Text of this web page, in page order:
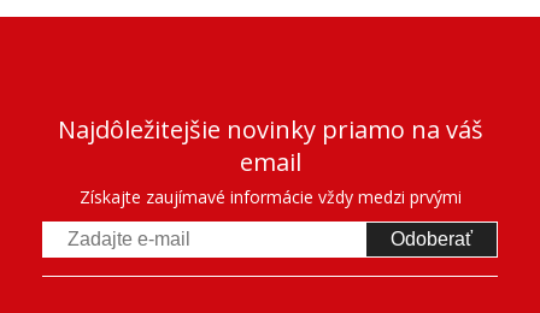
Najdôležitejšie novinky priamo na váš
email
Získajte zaujímavé informácie vždy medzi prvými
Odoberať